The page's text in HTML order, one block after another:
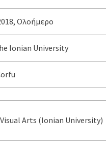
Ολοήμερο
Ionian University
Arts (Ionian University)